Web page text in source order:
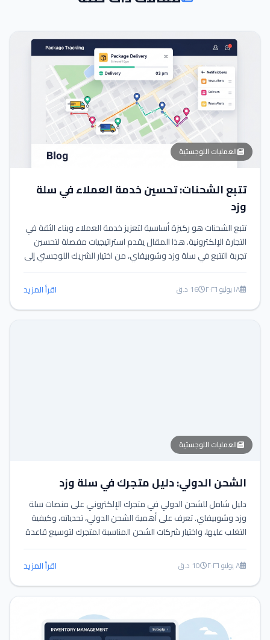
العمليات اللوجستية
تتبع الشحنات: تحسين خدمة العملاء في سلة
وزد
تتبع الشحنات هو ركيزة أساسية لتعزيز خدمة العملاء وبناء الثقة في
التجارة الإلكترونية. هذا المقال يقدم استراتيجيات مفصلة لتحسين
تجربة التتبع في سلة وزد وشوبيفاي، من اختيار الشريك اللوجستي إلى
أتمتة الإشعارات والتعامل مع المشاكل، لتقديم تجربة عملاء
استثنائية.
١٨ يوليو ٢٠٢٦ 16 د.ق اقرأ المزيد
العمليات اللوجستية
الشحن الدولي: دليل متجرك في سلة وزد
دليل شامل للشحن الدولي في متجرك الإلكتروني على منصات سلة
وزد وشوبيفاي. تعرف على أهمية الشحن الدولي، تحدياته، وكيفية
التغلب عليها، واختيار شركات الشحن المناسبة لمتجرك لتوسيع قاعدة
عملائك وزيادة أرباحك.
٨ يوليو ٢٠٢٦ 10 د.ق اقرأ المزيد